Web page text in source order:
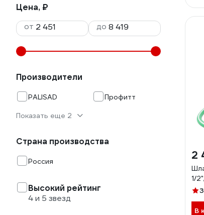
Цена, ₽
от
до
Производители
PALISAD Профитт
Показать еще 2
Страна производства
Россия
Высокий рейтинг
4 и 5 звезд
2
1/
В